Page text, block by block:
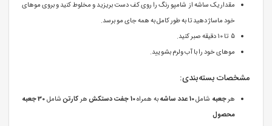
مقدار یک ساشه از شامپو رنگ را روی کف دست بریزید و مخلوط کنید و بروی موهای
خود ماساژ دهید تا به طور کامل به همه جای مو برسد.
5 تا 10 دقیقه صبر کنید.
موهای خود را با آب ولرم بشویید.
مشخصات بسته‌بندی:
هرجعبه شامل10 عدد ساشه به همراه10 جفت دستکش هر کارتنشامل
30 جعبه
محصول